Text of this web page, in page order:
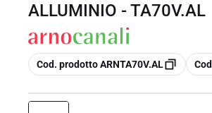
ALLUMINIO - TA70V.AL
copia
Cod. prodotto ARNTA70V.AL copia